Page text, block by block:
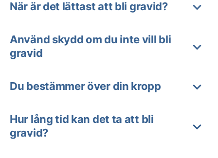
När är det lättast att bli gravid?
Använd skydd om du inte vill bli
gravid
Du bestämmer över din kropp
Hur lång tid kan det ta att bli
gravid?